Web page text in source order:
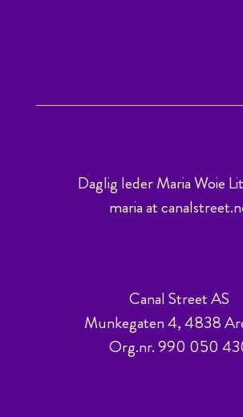
Daglig leder Maria Woie
maria at
Canal Street AS
Munkegaten 4, 4838
Org.nr. 990 050